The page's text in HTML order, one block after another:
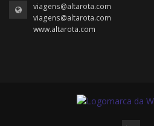
viagens@altarota.com
viagens@altarota.com
www.altarota.com